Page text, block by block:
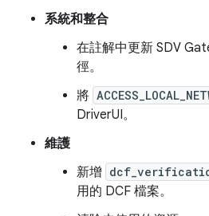
系統和整合
在註解中更新 SDV
徑。
將
DriverUI。
維護
新增
用的 DCF 檔案。